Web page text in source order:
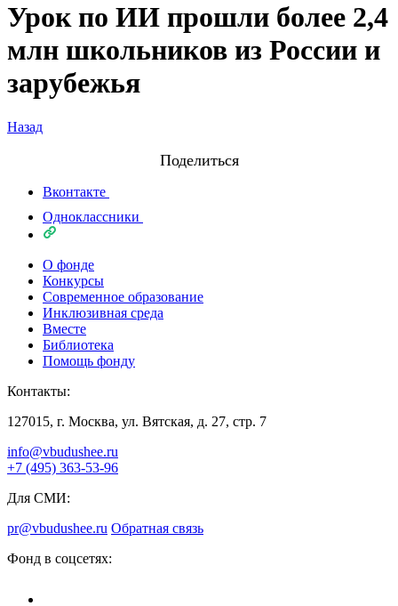
Урок по ИИ прошли более 2,4
млн школьников из России и
зарубежья
Назад
Поделиться
Вконтакте
Одноклассники
О фонде
Конкурсы
Современное образование
Инклюзивная среда
Вместе
Библиотека
Помощь фонду
Контакты:
127015, г. Москва, ул. Вятская, д. 27, стр. 7
info@vbudushee.ru
+7 (495) 363-53-96
Для СМИ:
pr@vbudushee.ru Обратная связь
Фонд в соцсетях: